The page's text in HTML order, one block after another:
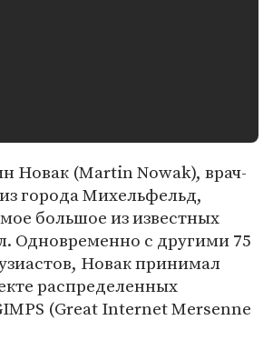
Новак (Martin Nowak), врач-
города Михельфельд,
большое из известных
Одновременно с другими 75
Новак принимал
распределенных
(Great Internet Mersenne